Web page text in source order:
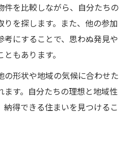
件を比較しながら、自分たちの
を探します。また、他の参加
にすることで、思わぬ発見や
もあります。
の形状や地域の気候に合わせた
す。自分たちの理想と地域性
得できる住まいを見つけるこ